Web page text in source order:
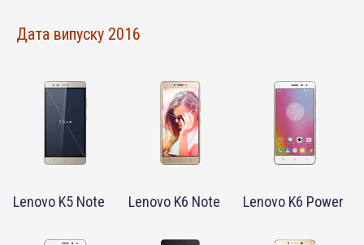
Дата випуску 2016
Lenovo K5 Note Lenovo K6 Note Lenovo K6 Power